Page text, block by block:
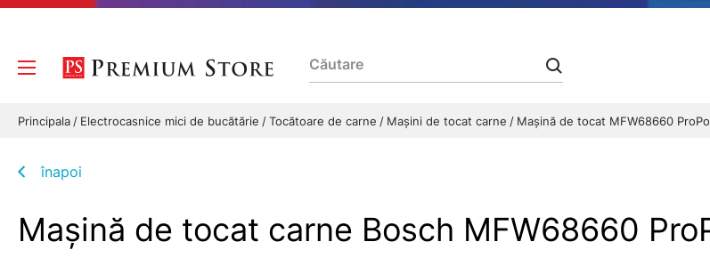
Principala Electrocasnice mici de bucătărie Tocătoare de carne Maşini de tocat carne Mașină de tocat MFW68660
înapoi
Mașină de tocat carne Bosch MFW68660